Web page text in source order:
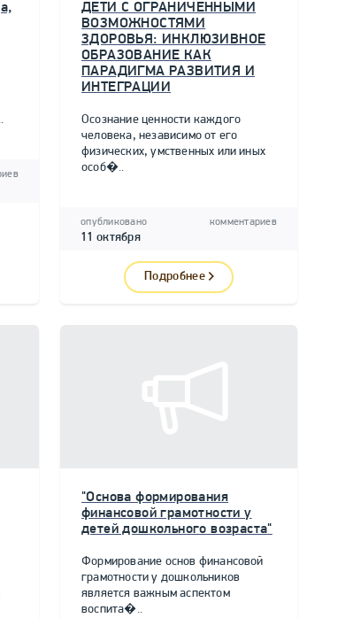
ДЕТИ С ОГРАНИЧЕННЫМИ
ВОЗМОЖНОСТЯМИ
ЗДОРОВЬЯ: ИНКЛЮЗИВНОЕ
ОБРАЗОВАНИЕ КАК
ПАРАДИГМА РАЗВИТИЯ И
ИНТЕГРАЦИИ
Осознание ценности каждого
человека, независимо от его
физических, умственных или иных
особ�..
опубликовано
11 октября
комментариев
Подробнее
"Основа формирования
финансовой грамотности у
детей дошкольного возраста"
Формирование основ финансовой
грамотности у дошкольников
является важным аспектом
воспита�..